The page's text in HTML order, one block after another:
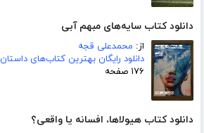
دانلود کتاب سایه‌های مبهم آبی
از: محمدعلی قجه
دانلود رایگان بهترین کتاب‌های داستان
۱۷۶ صفحه
دانلود کتاب هیولاها، افسانه یا واقعی؟